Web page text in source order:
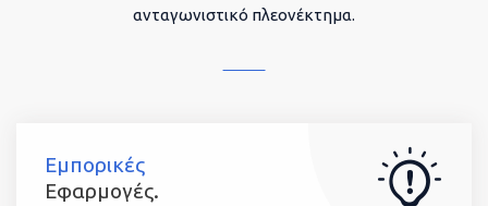
ανταγωνιστικό πλεονέκτημα.
Εμπορικές
Εφαρμογές.